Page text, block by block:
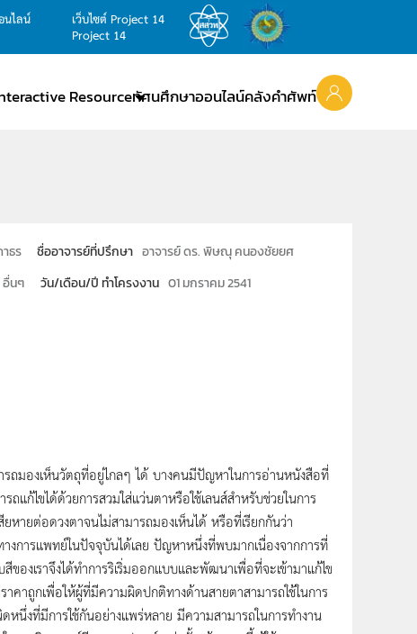
นไลน์
เว็บไซต์ Project 14
Project 14
Resourceทัศนศึกษาออนไลน์คลังคำศัพท์
ธร ชื่ออาจารย์ที่ปรึกษา อาจารย์ ดร. พิษณุ คนองชัยยศ
อื่นๆ วัน/เดือน/ปี ทำโครงงาน 01 มกราคม 2541
มองเห็นวัตถุที่อยู่ไกลๆ ได้ บางคนมีปัญหาในการอ่านหนังสือที่
ก้ไขได้ด้วยการสวมใส่แว่นตาหรือใช้เลนส์สำหรับช่วยในการ
หายต่อดวงตาจนไม่สามารถมองเห็นได้ หรือที่เรียกกันว่า
งการแพทย์ในปัจจุบันได้เลย ปัญหาหนึ่งที่พบมากเนื่องจากการที่
งเราจึงได้ทำการริเริ่มออกแบบและพัฒนาเพื่อที่จะเข้ามาแก้ไข
าถูกเพื่อให้ผู้ที่มีความผิดปกติทางด้านสายตาสามารถใช้ในการ
งที่มีการใช้กันอย่างแพร่หลาย มีความสามารถในการทำงาน